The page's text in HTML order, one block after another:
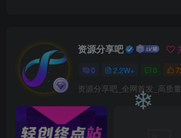
资源分享吧
0 2.2W+ 0
资源分享吧_全网首发_高质
❄